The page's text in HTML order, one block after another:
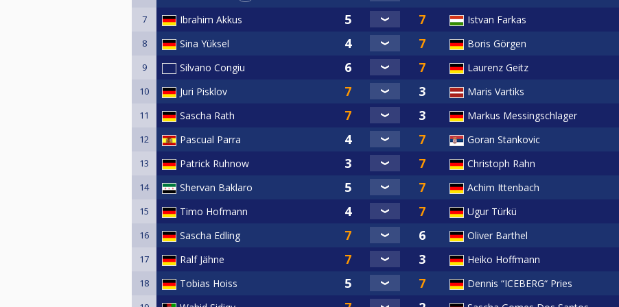
Billard Café Straight Pool
Grünberger Str. 140, 35394 Gießen
In Zusammenarbeit mit Infinity of Pool
Genehmigungs-Nr.: DBU-9-Ball-2023-002
7 Ibrahim Akkus Istvan Farkas
8 Sina Yüksel Boris Görgen
9 Silvano Congiu Laurenz Geitz
10 Juri Pisklov Maris Vartiks
11 Sascha Rath Markus Messingschlager
12 Pascual Parra Goran Stankovic
13 Patrick Ruhnow Christoph Rahn
14 Shervan Baklaro Achim Ittenbach
15 Timo Hofmann Ugur Türkü
16 Sascha Edling Oliver Barthel
17 Ralf Jähne Heiko Hoffmann
18 Tobias Hoiss Dennis “ICEBERG“ Pries